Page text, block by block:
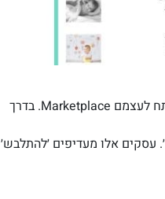
יזמים רבים שיודעים מה זה מרקטפלייס ומה פוטנציאל הרווח של התחום, פונים אלינו בשנה האחרונה על מנת לפתח לעצמם Marketplace. בדרך
עסקים אלו מעדיפים ׳להתלבש׳